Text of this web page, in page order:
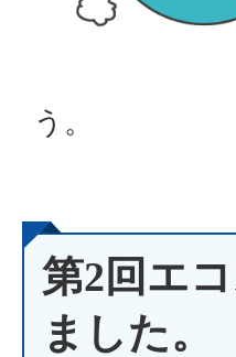
う。
第2回エ
ました。